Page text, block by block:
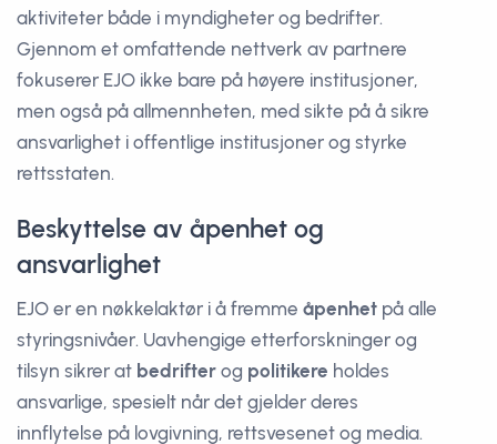
aktiviteter både i myndigheter og bedrifter.
Gjennom et omfattende nettverk av partnere
fokuserer EJO ikke bare på høyere institusjoner,
men også på allmennheten, med sikte på å sikre
ansvarlighet i offentlige institusjoner og styrke
rettsstaten.
Beskyttelse av åpenhet og
ansvarlighet
EJO er en nøkkelaktør i å fremme åpenhet på alle
styringsnivåer. Uavhengige etterforskninger og
tilsyn sikrer at bedrifter og politikere holdes
ansvarlige, spesielt når det gjelder deres
innflytelse på lovgivning, rettsvesenet og media.